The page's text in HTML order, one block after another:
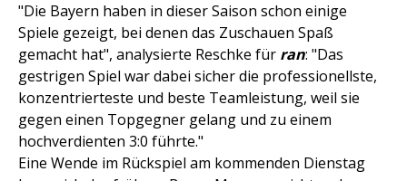
"Die Bayern haben in dieser Saison schon einige
Spiele gezeigt, bei denen das Zuschauen Spaß
gemacht hat", analysierte Reschke für ran: "Das
gestrigen Spiel war dabei sicher die professionellste,
konzentrierteste und beste Teamleistung, weil sie
gegen einen Topgegner gelang und zu einem
hochverdienten 3:0 führte."
Eine Wende im Rückspiel am kommenden Dienstag